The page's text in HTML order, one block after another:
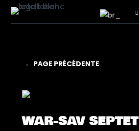
← PAGE PRÉCÉDENTE
WAR-SAV SEPTET